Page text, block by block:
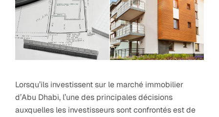
Lorsqu’ils investissent sur le marché immobilier
d’Abu Dhabi, l’une des principales décisions
auxquelles les investisseurs sont confrontés est de